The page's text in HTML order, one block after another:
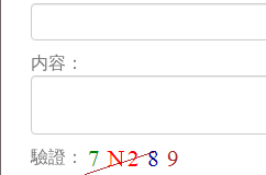
内容：
驗證：